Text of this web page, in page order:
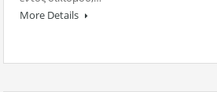
More Details